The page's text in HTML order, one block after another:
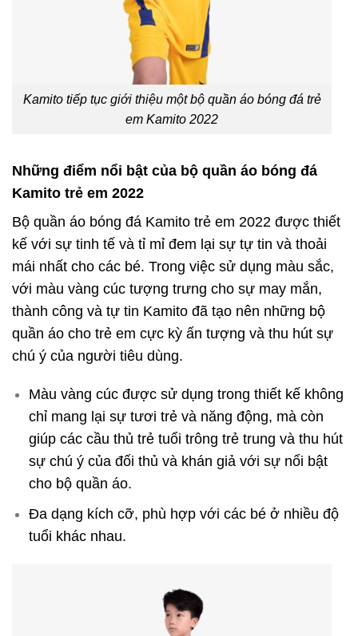
Kamito tiếp tục giới thiệu một bộ quần áo bóng đá trẻ
em Kamito 2022
Những điểm nổi bật của bộ quần áo bóng đá
Kamito trẻ em 2022
Bộ quần áo bóng đá Kamito trẻ em 2022 được thiết
kế với sự tinh tế và tỉ mỉ đem lại sự tự tin và thoải
mái nhất cho các bé. Trong việc sử dụng màu sắc,
với màu vàng cúc tượng trưng cho sự may mắn,
thành công và tự tin Kamito đã tạo nên những bộ
quần áo cho trẻ em cực kỳ ấn tượng và thu hút sự
chú ý của người tiêu dùng.
Màu vàng cúc được sử dụng trong thiết kế không
chỉ mang lại sự tươi trẻ và năng động, mà còn
giúp các cầu thủ trẻ tuổi trông trẻ trung và thu hút
sự chú ý của đối thủ và khán giả với sự nổi bật
cho bộ quần áo.
Đa dạng kích cỡ, phù hợp với các bé ở nhiều độ
tuổi khác nhau.